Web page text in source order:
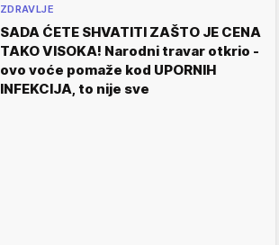
ZDRAVLJE
SADA ĆETE SHVATITI ZAŠTO JE CENA
TAKO VISOKA! Narodni travar otkrio -
ovo voće pomaže kod UPORNIH
INFEKCIJA, to nije sve